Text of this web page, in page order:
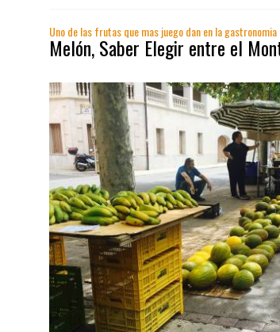
Uno de las frutas que mas juego dan en la gastronomia
Melón, Saber Elegir entre el